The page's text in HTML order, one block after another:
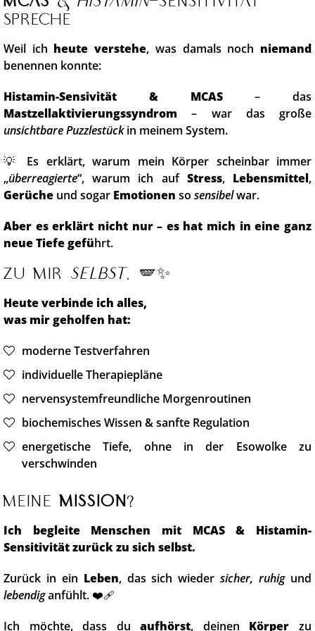
spreche
Weil ich heute verstehe, was damals noch niemand
benennen konnte:
Histamin-Sensivität & MCAS– das
Mastzellaktivierungssyndrom – war das große
unsichtbare Puzzlestückin meinem System.
💡 Es erklärt, warum mein Körper scheinbar immer
„überreagierte“, warum ich auf Stress, Lebensmittel,
Gerüche und sogar Emotionen so sensibelwar.
Aber es erklärt nicht nur – es hat mich in eine ganz
neue Tiefe geführt.
Zu mir selbst. 🪽✨
Heute verbinde ich alles,
was mir geholfen hat:
moderne Testverfahren
individuelle Therapiepläne
nervensystemfreundliche Morgenroutinen
biochemisches Wissen & sanfte Regulation
energetische Tiefe, ohne in der Esowolke zu
verschwinden
MeineMission?
Ich begleite Menschen mit MCAS & Histamin-
Sensitivität zurück zu sich selbst.
Zurück in ein Leben, das sich wiedersicher, ruhig und
lebendiganfühlt. ❤️‍🩹
Ich möchte, dass duaufhörst, deinen Körper zu